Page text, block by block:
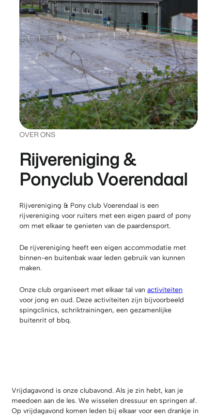
OVER ONS
Rijvereniging &
Ponyclub Voerendaal
Rijvereniging & Pony club Voerendaal is een
rijvereniging voor ruiters met een eigen paard of pony
om met elkaar te genieten van de paardensport.
De rijvereniging heeft een eigen accommodatie met
binnen-en buitenbak waar leden gebruik van kunnen
maken.
Onze club organiseert met elkaar tal van activiteiten
voor jong en oud. Deze activiteiten zijn bijvoorbeeld
spingclinics, schriktrainingen, een gezamenlijke
buitenrit of bbq.
Vrijdagavond is onze clubavond. Als je zin hebt, kan je
meedoen aan de les. We wisselen dressuur en springen af.
Op vrijdagavond komen leden bij elkaar voor een drankje in